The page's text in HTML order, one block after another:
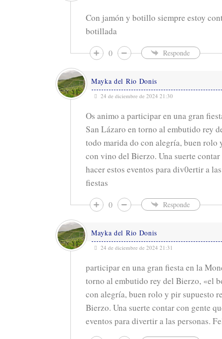
Con jamón y botillo siempre estoy
botillada
0 Responde
Mayka del Rio Donis
24 de diciembre de 2024 21:30
Os animo a participar en una gran
San Lázaro en torno al embutido rey
todo marida do con alegría, buen rolo
con vino del Bierzo. Una suerte
hacer estos eventos para div0ertir a
fiestas
0 Responde
Mayka del Rio Donis
24 de diciembre de 2024 21:31
participar en una gran fiesta en la
torno al embutido rey del Bierzo, «el
con alegría, buen rolo y pir supuesto
Bierzo. Una suerte contar con gente
eventos para divertir a las personas.